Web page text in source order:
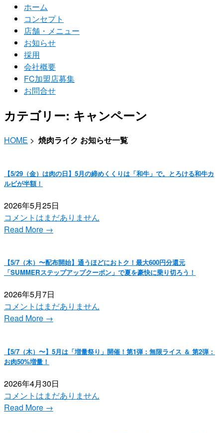
ホーム
コンセプト
店舗・メニュー
お知らせ
採用
会社概要
FC加盟店募集
お問合せ
カテゴリー: キャンペーン
HOME > 焼肉ライク お知らせ一覧
【5/29（金）は肉の日】5月の締めくくりは「和牛」で。とろける和牛カ
ルビが半額！
2026年5月25日
コメントはまだありません
Read More →
【5/7（木）〜配布開始】通うほどにおトク！最大600円分還元
「SUMMERステップアップクーポン」で夏を豪快に乗り切ろう！
2026年5月7日
コメントはまだありません
Read More →
【5/7（木）〜】5月は「増量祭り」開催！第1弾：無限ライス ＆ 第2弾：
お肉50%増量！
2026年4月30日
コメントはまだありません
Read More →